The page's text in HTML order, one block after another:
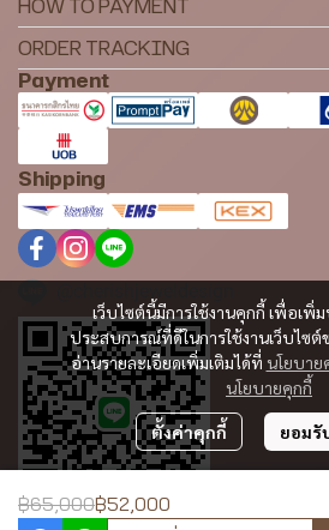
฿65,000฿52,000
เว็บไซต์นี้มีการใช้งานคุกกี้ เพื่อเพิ่
ประสบการณ์ที่ดีในการใช้งานเว็บไซ
อ่านรายละเอียดเพิ่มเติมได้ที่ นโยบาย
นโยบายคุกกี้
ตั้งค่าคุกกี้ ยอมรั
HOW TO PAYMENT
ORDER TRACKING
Payment
Shipping